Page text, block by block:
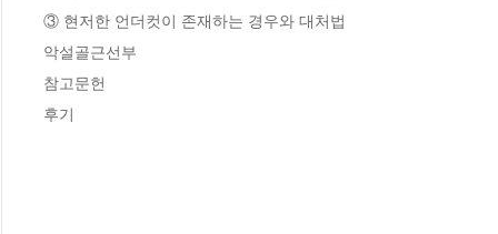
③ 현저한 언더컷이 존재하는 경우와 대처법
악설골근선부
참고문헌
후기